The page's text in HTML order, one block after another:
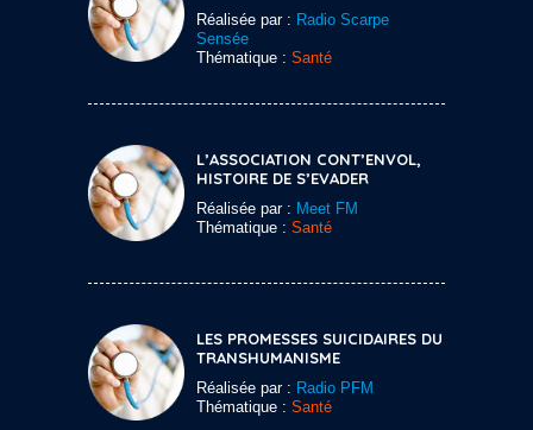
Réalisée par : Radio Scarpe
Sensée
Thématique : Santé
L’ASSOCIATION CONT’ENVOL,
HISTOIRE DE S’EVADER
Réalisée par : Meet FM
Thématique : Santé
LES PROMESSES SUICIDAIRES DU
TRANSHUMANISME
Réalisée par : Radio PFM
Thématique : Santé